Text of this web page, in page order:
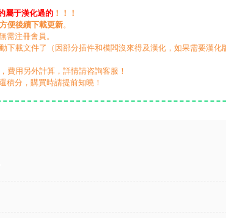
屬于漢化過的 ！！！
方便後續下載更新。
需注冊會員。
下載文件了（因部分插件和模闆沒來得及漢化，如果需要漢化
費用另外計算，詳情請咨詢客服！
積分，購買時請提前知曉！